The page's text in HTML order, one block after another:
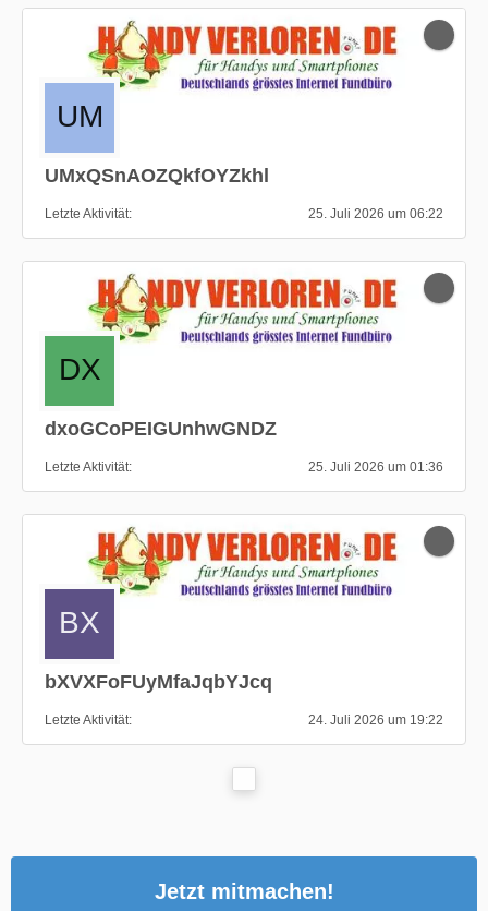
UMxQSnAOZQkfOYZkhl
Letzte Aktivität 25. Juli 2026 um 06:22
dxoGCoPEIGUnhwGNDZ
Letzte Aktivität 25. Juli 2026 um 01:36
bXVXFoFUyMfaJqbYJcq
Letzte Aktivität 24. Juli 2026 um 19:22
Jetzt mitmachen!